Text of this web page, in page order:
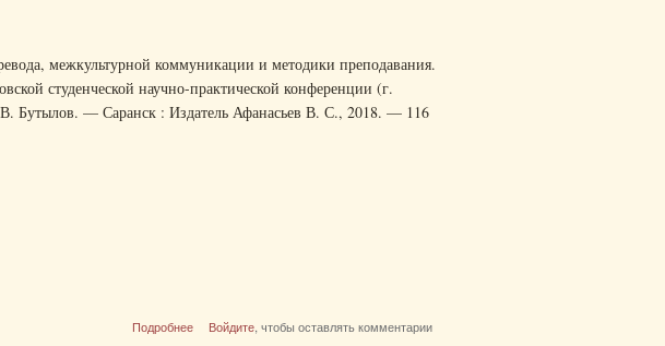
межкультурной коммуникации и методики преподавания.
студенческой научно-практической конференции (г.
Бутылов. — Саранск : Издатель Афанасьев В. С., 2018. — 116
Подробнее
о Актуальные проблемы общей теории языка,
Войдите, чтобы оставлять комментарии